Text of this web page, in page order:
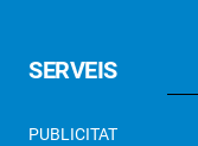
SERVEIS
PUBLICITAT